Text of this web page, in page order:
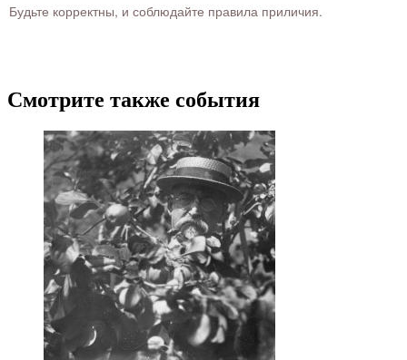
Будьте корректны, и соблюдайте правила приличия.
Смотрите также события